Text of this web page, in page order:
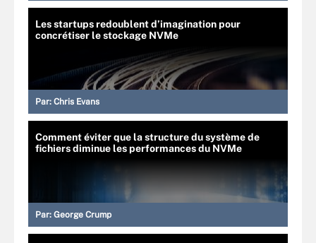
Les startups redoublent d’imagination pour
concrétiser le stockage NVMe
Par: Chris Evans
Comment éviter que la structure du système de
fichiers diminue les performances du NVMe
Par: George Crump